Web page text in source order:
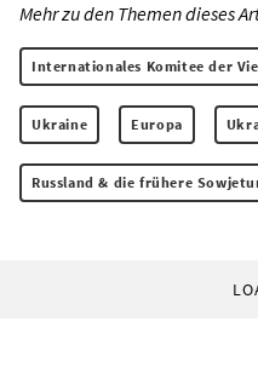
Mehr zu den Themen dieses
Internationales Komitee der
Ukraine Europa
Russland & die frühere